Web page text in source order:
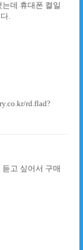
데 휴대폰 켤일
.
rd.flad?
고 싶어서 구매